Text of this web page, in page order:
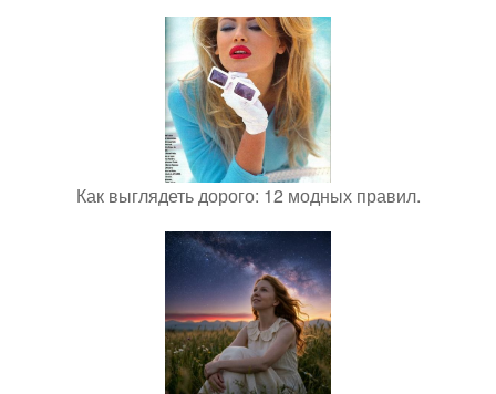
Как выглядеть дорого: 12 модных правил.